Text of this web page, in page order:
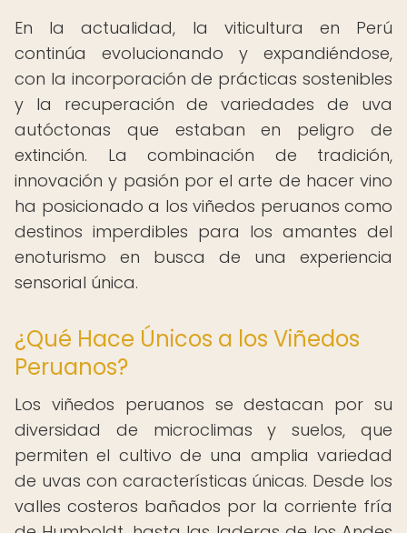
En la actualidad, la viticultura en Perú
continúa evolucionando y expandiéndose,
con la incorporación de prácticas sostenibles
y la recuperación de variedades de uva
autóctonas que estaban en peligro de
extinción. La combinación de tradición,
innovación y pasión por el arte de hacer vino
ha posicionado a los viñedos peruanos como
destinos imperdibles para los amantes del
enoturismo en busca de una experiencia
sensorial única.
¿Qué Hace Únicos a los Viñedos
Peruanos?
Los viñedos peruanos se destacan por su
diversidad de microclimas y suelos, que
permiten el cultivo de una amplia variedad
de uvas con características únicas. Desde los
valles costeros bañados por la corriente fría